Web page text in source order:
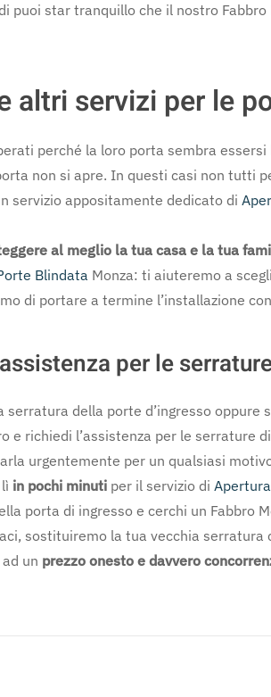
puoi star tranquillo che il nostro
altri servizi per le
perché la loro porta sembra
non si apre. In questi casi non tutti
servizio appositamente dedicato di
al meglio la tua casa e la tua
Blindata Monza: ti aiuteremo a
di portare a termine l’installazione con
per le
serratura della porte d’ingresso oppure
richiedi l’assistenza per le serrature
urgentemente per un qualsiasi
in pochi minuti per il servizio di
porta di ingresso e cerchi un Fabbro
sostituiremo la tua vecchia serratura
ad un prezzo onesto e davvero